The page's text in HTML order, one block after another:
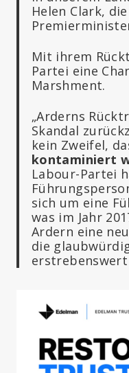
Helen Clark,
Mit ihrem
Partei eine
Marshment.
„Arderns
Skandal
kein Zweifel,
kontaminiert
Labour-Partei
sich um eine
was im Jahr
Ardern eine
die
erstrebenswert